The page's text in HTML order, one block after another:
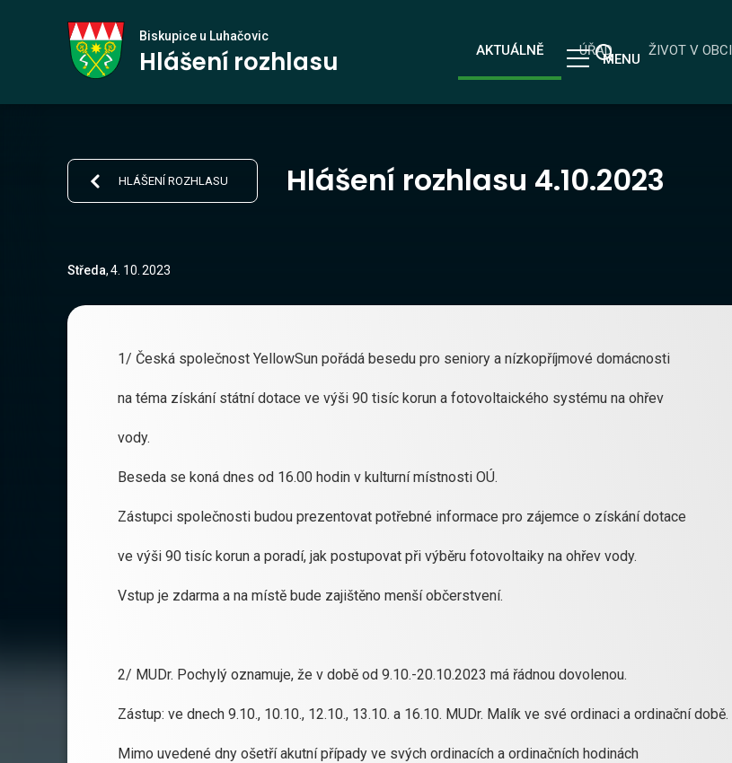
Biskupice
u Luhačovic
AKTUÁLNĚ ÚŘAD ŽIVOT V OBCI
MENU
Biskupice u Luhačovic
Hlášení rozhlasu
HLÁŠENÍ ROZHLASU Hlášení rozhlasu 4.10.2023
Středa, 4 10 2023
1/ Česká společnost YellowSun pořádá besedu pro seniory a nízkopříjmové domácnosti
na téma získání státní dotace ve výši 90 tisíc korun a fotovoltaického systému na ohřev
vody.
Beseda se koná dnes od 16.00 hodin v kulturní místnosti OÚ.
Zástupci společnosti budou prezentovat potřebné informace pro zájemce o získání dotace
ve výši 90 tisíc korun a poradí, jak postupovat při výběru fotovoltaiky na ohřev vody.
Vstup je zdarma a na místě bude zajištěno menší občerstvení.
2/ MUDr. Pochylý oznamuje, že v době od 9.10.-20.10.2023 má řádnou dovolenou.
Zástup: ve dnech 9.10., 10.10., 12.10., 13.10. a 16.10. MUDr. Malík ve své ordinaci a ordinační době.
Mimo uvedené dny ošetří akutní případy ve svých ordinacích a ordinačních hodinách